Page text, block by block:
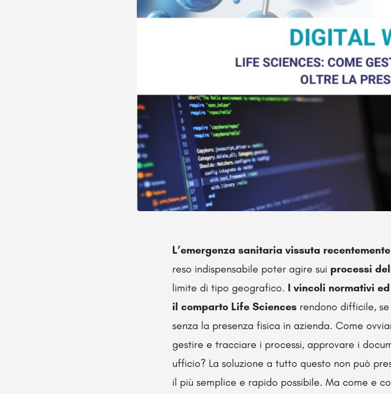
L’emergenza sanitaria vissuta recentemente
reso indispensabile poter agire sui processi
limite di tipo geografico. I vincoli normativi
il comparto Life Sciences rendono difficile,
senza la presenza fisica in azienda. Come
gestire e tracciare i processi, approvare i
ufficio? La soluzione a tutto questo non può
il più semplice e rapido possibile. Ma come e